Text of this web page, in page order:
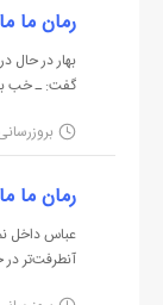
و نگاهی به زن
و سر به زیر سلام
ـ آقا پسرتونن؟
و صدای مادرش:
ـ بله، پسر بزرگمه.
ـ زنده باشن
عباس همان‌‌طور که
ـ با اجازه.
رمان ما
بهار در
گفت: ـ خب
رو می‌‌کنم. و
به حرکات
بروزرسانی در :
رمان ما
عباس داخل
آنطرفت‌‌تر